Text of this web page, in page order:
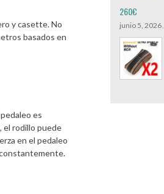
y casette. No
basados en
es
el rodillo puede
en el pedaleo
260€
junio 5, 2026,